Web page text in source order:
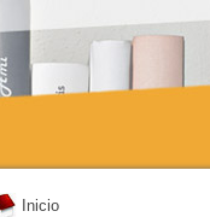
Inicio